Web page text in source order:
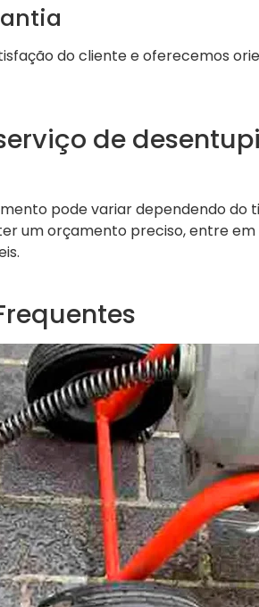
do cliente e oferecemos
de
pode variar dependendo do
um orçamento preciso, entre